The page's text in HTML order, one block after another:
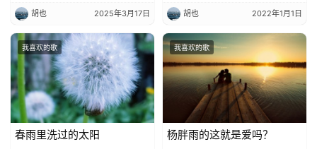
胡也 2025年3月17日 胡也 2022年1月1日
我喜欢的歌
春雨里洗过的太阳
我喜欢的歌
杨胖雨的这就是爱吗？